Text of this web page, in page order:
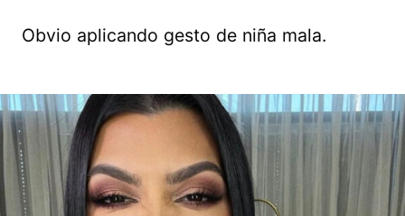
Obvio aplicando gesto de niña mala.